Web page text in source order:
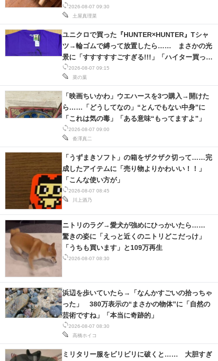
2026-08-07 09:30
土屋真理菜
2026-08-07 09:15
菜の葉
ユニクロで買った『HUNTER×HUNTER』Tシャ
ツ→輪ゴムで縛って放置したら…… まさかの光
景に「すすすすすごすぎる!!!」「ハイター買って
きます」
2026-08-07 09:00
沓澤真二
「映画ちいかわ」ウエハースを3つ購入→開けた
ら……「どうしてなの」“とんでもない中身”に
「これは気の毒」「ある意味“もってますよ”」
2026-08-07 08:45
川上酒乃
「うずまきソフト」の箱をザクザク切って……完
成したアイテムに「売り物よりかわいい！！」
「こんな使い方が」
2026-08-07 08:30
ニトリのラグ→愛犬が強めにひっかいたら……
驚きの姿に「えっと近くのニトリどこだっけ」
「うちも買います」と109万再生
2026-08-07 08:30
高橋ホイコ
浜辺を歩いていたら→「なんかすごいの拾っちゃ
った」 380万表示の“まさかの物体”に「自然の
芸術ですね」「本当に奇跡的」
ミリタリー服をビリビリに破くと…… 大胆すぎ